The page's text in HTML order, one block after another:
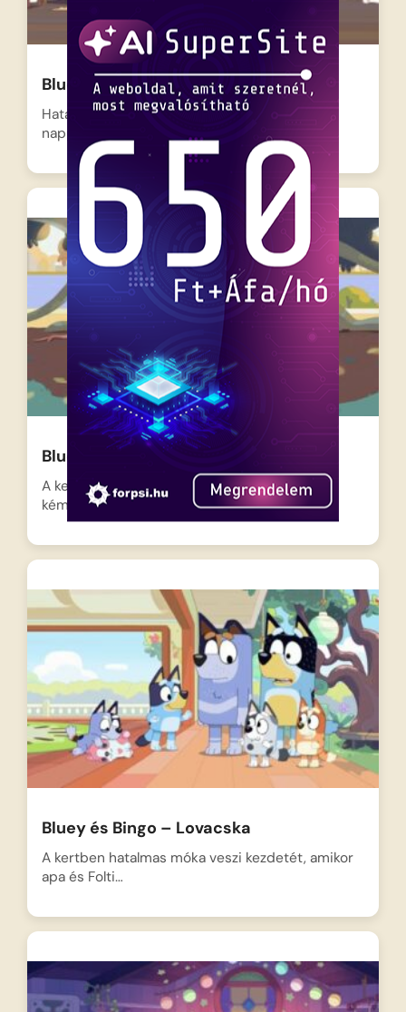
Bluey és Bingó – Hotel
Hatalmas a sürgés-forgás a Heeler család
nappalijában, mert Bluey és…
Bluey magyarul – Kémes
A kert csendesnek tűnik, de a fűben két apró
kém…
Bluey és Bingo – Lovacska
A kertben hatalmas móka veszi kezdetét, amikor
apa és Folti…